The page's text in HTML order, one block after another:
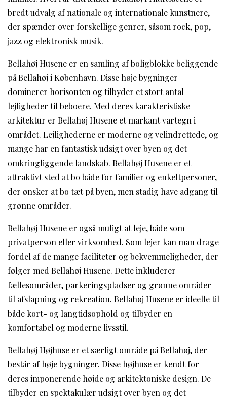
bredt udvalg af nationale og internationale kunstnere,
der spænder over forskellige genrer, såsom rock, pop,
jazz og elektronisk musik.
Bellahøj Husene er en samling af boligblokke beliggende
på Bellahøj i København. Disse høje bygninger
dominerer horisonten og tilbyder et stort antal
lejligheder til beboere. Med deres karakteristiske
arkitektur er Bellahøj Husene et markant vartegn i
området. Lejlighederne er moderne og velindrettede, og
mange har en fantastisk udsigt over byen og det
omkringliggende landskab. Bellahøj Husene er et
attraktivt sted at bo både for familier og enkeltpersoner,
der ønsker at bo tæt på byen, men stadig have adgang til
grønne områder.
Bellahøj Husene er også muligt at leje, både som
privatperson eller virksomhed. Som lejer kan man drage
fordel af de mange faciliteter og bekvemmeligheder, der
følger med Bellahøj Husene. Dette inkluderer
fællesområder, parkeringspladser og grønne områder
til afslapning og rekreation. Bellahøj Husene er ideelle til
både kort- og langtidsophold og tilbyder en
komfortabel og moderne livsstil.
Bellahøj Højhuse er et særligt område på Bellahøj, der
består af høje bygninger. Disse højhuse er kendt for
deres imponerende højde og arkitektoniske design. De
tilbyder en spektakulær udsigt over byen og det